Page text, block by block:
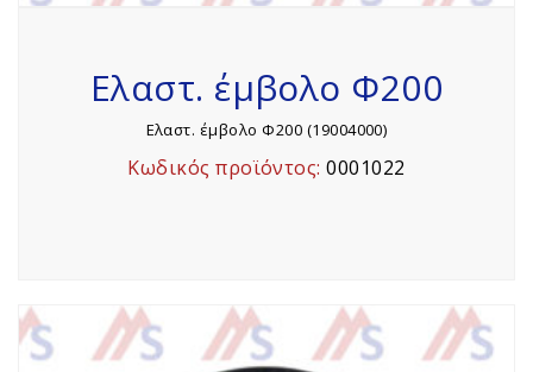
Ελαστ. έμβολο Φ200
Ελαστ. έμβολο Φ200 (19004000)
Κωδικός προϊόντος:0001022